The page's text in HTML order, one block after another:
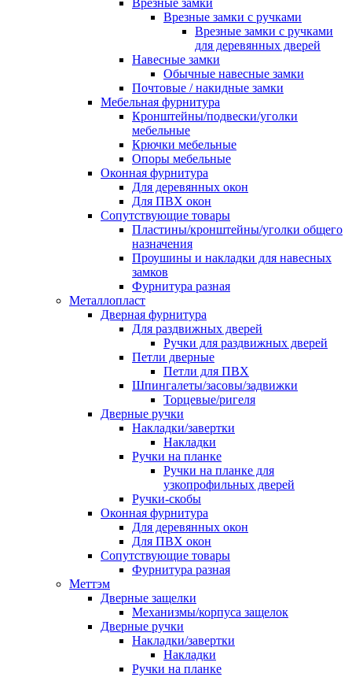
Врезные замки
Врезные замки с ручками
Врезные замки с ручками
для деревянных дверей
Навесные замки
Обычные навесные замки
Почтовые / накидные замки
Мебельная фурнитура
Кронштейны/подвески/уголки
мебельные
Крючки мебельные
Опоры мебельные
Оконная фурнитура
Для деревянных окон
Для ПВХ окон
Сопутствующие товары
Пластины/кронштейны/уголки общего
назначения
Проушины и накладки для навесных
замков
Фурнитура разная
Металлопласт
Дверная фурнитура
Для раздвижных дверей
Ручки для раздвижных дверей
Петли дверные
Петли для ПВХ
Шпингалеты/засовы/задвижки
Торцевые/ригеля
Дверные ручки
Накладки/завертки
Накладки
Ручки на планке
Ручки на планке для
узкопрофильных дверей
Ручки-скобы
Оконная фурнитура
Для деревянных окон
Для ПВХ окон
Сопутствующие товары
Фурнитура разная
Меттэм
Дверные защелки
Механизмы/корпуса защелок
Дверные ручки
Накладки/завертки
Накладки
Ручки на планке